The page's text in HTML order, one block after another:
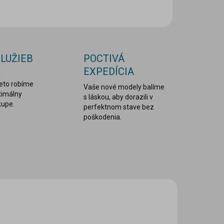
robíme
POCTIVÁ
EXPEDÍCIA
Vaše nové modely balíme
s láskou, aby dorazili v
perfektnom stave bez
poškodenia.